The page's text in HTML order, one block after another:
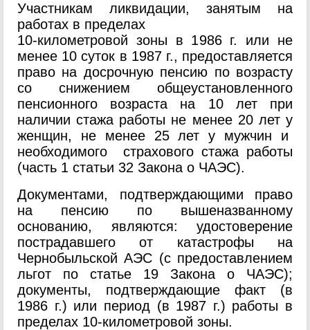
Участникам ликвидации, занятым на
работах в пределах
10-километровой зоны в 1986 г. или не
менее 10 суток в 1987 г., предоставляется
право на досрочную пенсию по возрасту
со снижением общеустановленного
пенсионного возраста на 10 лет при
наличии стажа работы не менее 20 лет у
женщин, не менее 25 лет у мужчин и
необходимого страхового стажа работы
(часть 1 статьи 32 Закона о ЧАЭС).
Документами, подтверждающими право
на пенсию по вышеназванному
основанию, являются: удостоверение
пострадавшего от катастрофы на
Чернобыльской АЭС (с предоставлением
льгот по статье 19 Закона о ЧАЭС);
документы, подтверждающие факт (в
1986 г.) или период (в 1987 г.) работы в
пределах 10-километровой зоны.